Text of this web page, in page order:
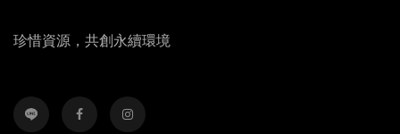
珍惜資源，共創永續環境